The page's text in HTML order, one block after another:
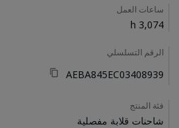
ساعات العمل
3,074 h
الرقم التسلسلي
AEBA845EC03408939
فئة المنتج
شاحنات قلابة مفصلية